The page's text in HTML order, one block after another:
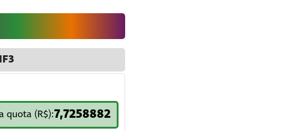
quota (R$):7,7258882